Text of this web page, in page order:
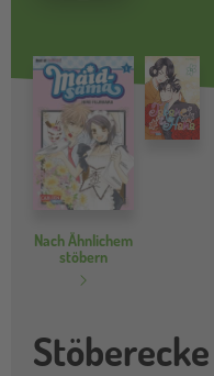
Nach Ähnlichem
stöbern
Stöberecke